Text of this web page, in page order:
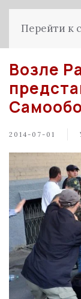
Перейти к
Возле
2014-07-01